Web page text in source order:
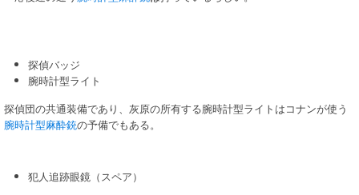
探偵バッジ
腕時計型ライト
探偵団の共通装備であり、灰原の所有する腕時計型ライトはコナンが使う
腕時計型麻酔銃の予備でもある。
犯人追跡眼鏡（スペア）